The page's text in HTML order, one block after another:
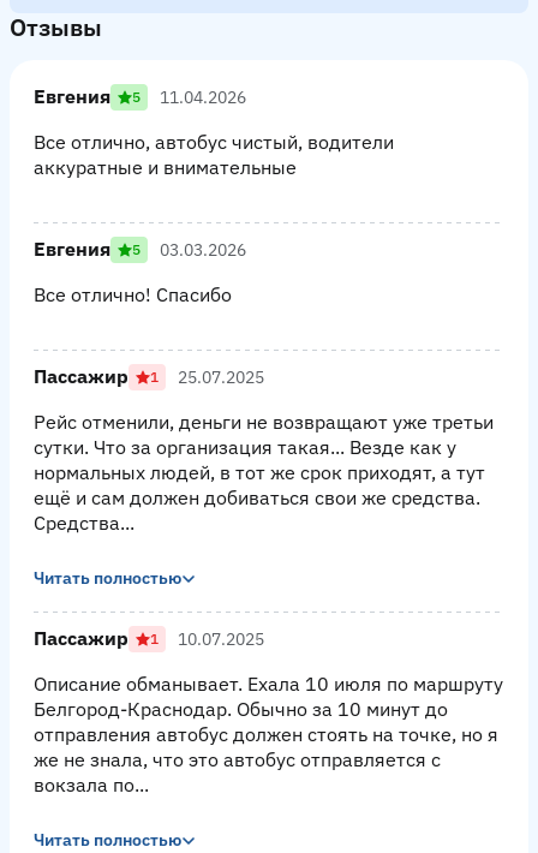
Отзывы
Евгения 5 11.04.2026
Все отлично, автобус чистый, водители
аккуратные и внимательные
Евгения 5 03.03.2026
Все отлично! Спасибо
Пассажир 1 25.07.2025
Рейс отменили, деньги не возвращают уже третьи
сутки. Что за организация такая... Везде как у
нормальных людей, в тот же срок приходят, а тут
ещё и сам должен добиваться свои же средства.
Средства...
Читать полностью
Пассажир 1 10.07.2025
Описание обманывает. Ехала 10 июля по маршруту
Белгород-Краснодар. Обычно за 10 минут до
отправления автобус должен стоять на точке, но я
же не знала, что это автобус отправляется с
вокзала по...
Читать полностью